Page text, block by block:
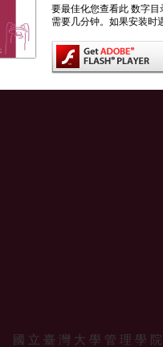
要最佳化您查看此 数字
需要几分钟。如果安装时
國 立 臺 灣 大 學 管 理 學